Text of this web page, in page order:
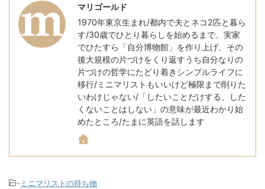
マリゴールド
1970年東京生まれ/都内で夫とネコ2匹と暮ら
す/30歳でひとり暮らしを始めるまで、実家
でひたすら「自分博物館」を作り上げ、その
後大規模の片づけをくり返すうち自分なりの
片づけの哲学にたどり着きシンプルライフに
移行/ミニマリストもいいけど極限まで削りた
いわけじゃない/「したいことだけする、した
くないことはしない」の意味が最近わかり始
めたところ/たまに英語を話します
- ミニマリストの持ち物